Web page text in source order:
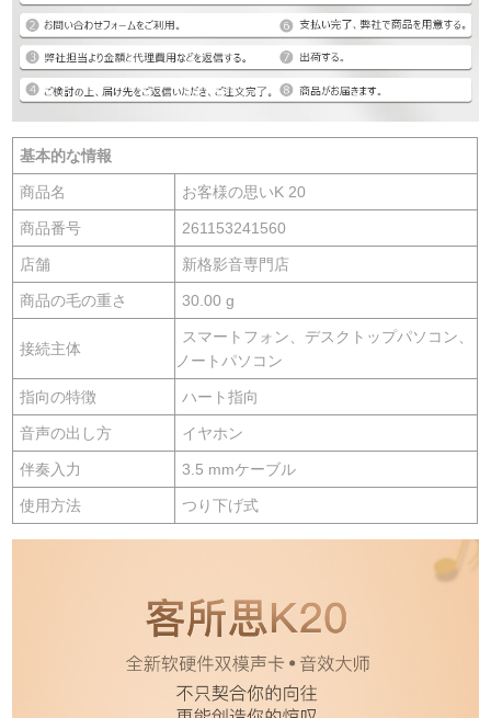
基本的な情報
商品名 お客様の思いK 20
商品番号 261153241560
店舗 新格影音専門店
商品の毛の重さ 30.00 g
接続主体
スマートフォン、デスクトップパソコン、
ノートパソコン
指向の特徴 ハート指向
音声の出し方 イヤホン
伴奏入力 3.5 mmケーブル
使用方法 つり下げ式